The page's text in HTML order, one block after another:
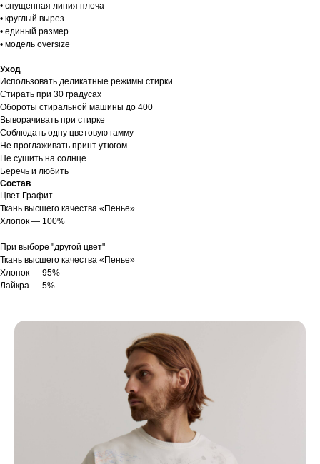
• спущенная линия плеча
• круглый вырез
• единый размер
• модель oversize
Уход
Использовать деликатные режимы стирки
Стирать при 30 градусах
Обороты стиральной машины до 400
Выворачивать при стирке
Соблюдать одну цветовую гамму
Не проглаживать принт утюгом
Не сушить на солнце
Беречь и любить
Состав
Цвет Графит
Ткань высшего качества «Пенье»
Хлопок — 100%
При выборе "другой цвет"
Ткань высшего качества «Пенье»
Хлопок — 95%
Лайкра — 5%